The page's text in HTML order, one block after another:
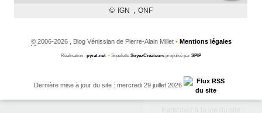
©2006-2026 , Blog Vénissian de Pierre-Alain Millet • Mentions légales
Réalisation : pyrat.net • Squelette SoyezCréateurs propulsé par SPIP
Dernière mise à jour du site : mercredi 29 juillet 2026